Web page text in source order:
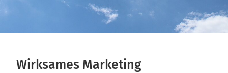
Wirksames Marketing